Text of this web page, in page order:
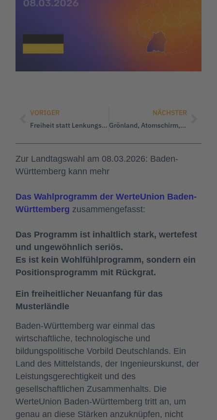
VORIGER
Freiheit statt Lenkungsstaat: Warum neue Zucker- und Alkoholabgaben der falsche Weg sind
NÄCHSTER
Grönland, Atomschirm, Truppenfantasien… Sicherheit braucht Maß, Recht und Freiheit, keine Eskalationspolitik
Zur Landtagswahl am 08.03.2026: Baden-
Württemberg kann mehr
Das Wahlprogramm der WerteUnion Baden-
Württemberg zusammengefasst:
Das Programm ist inhaltlich stark, wertefest
und ungewöhnlich seriös.
Es ist kein Wohlfühlprogramm, sondern ein
Positionsprogramm mit Rückgrat.
Ein freiheitlicher Neuanfang für das
Musterländle
Baden-Württemberg war einmal das
wirtschaftliche, technologische und
bildungspolitische Vorbild Deutschlands. Ein
Land des Mittelstands, der Ingenieurskunst, der
Leistungsgerechtigkeit und des
gesellschaftlichen Zusammenhalts. Die
WerteUnion Baden-Württemberg tritt an, um
genau an diese Stärken anzuknüpfen, nicht